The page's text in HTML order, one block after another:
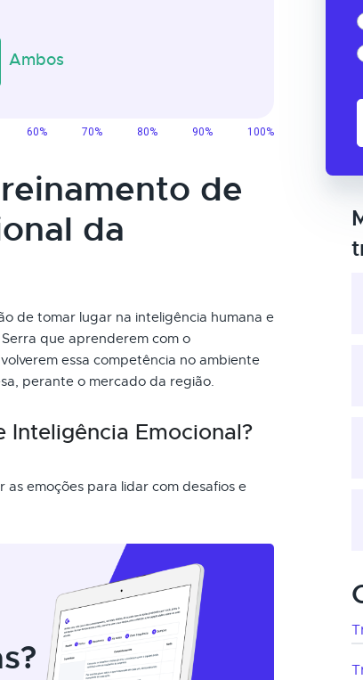
de
da
de tomar lugar na inteligência humana e
que aprenderem com o
essa competência no ambiente
perante o mercado da região.
Inteligência Emocional?
as emoções para lidar com desafios e